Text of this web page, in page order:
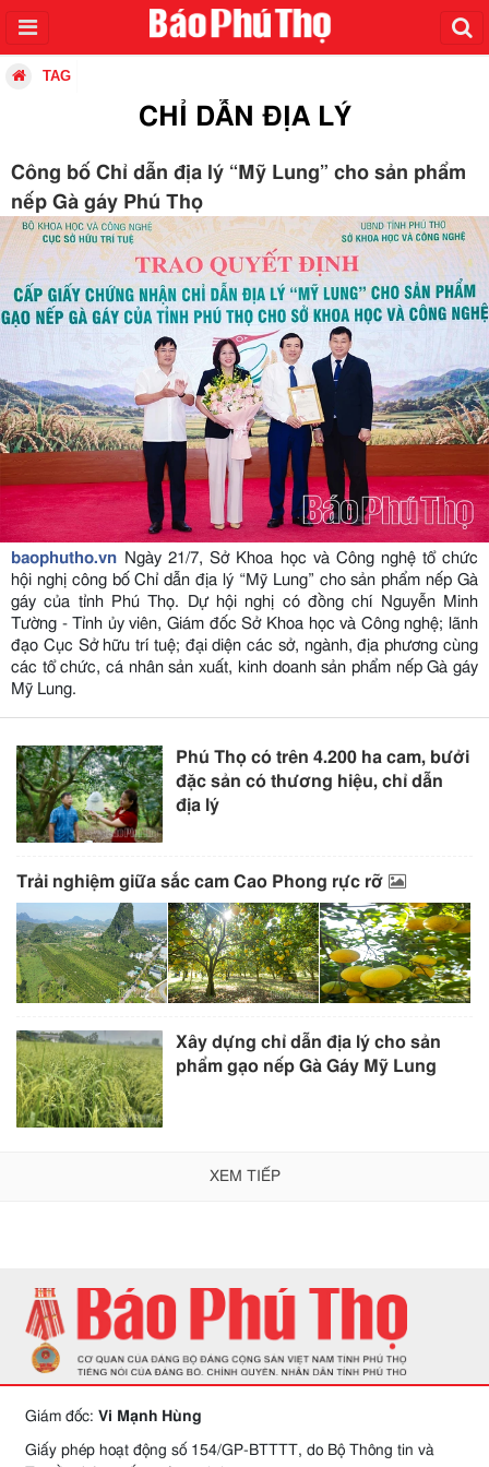
TAG
CHỈ DẪN ĐỊA LÝ
Công bố Chỉ dẫn địa lý “Mỹ Lung” cho sản phẩm
nếp Gà gáy Phú Thọ
baophutho.vn Ngày 21/7, Sở Khoa học và Công nghệ tổ chức
hội nghị công bố Chỉ dẫn địa lý “Mỹ Lung” cho sản phẩm nếp Gà
gáy của tỉnh Phú Thọ. Dự hội nghị có đồng chí Nguyễn Minh
Tường - Tỉnh ủy viên, Giám đốc Sở Khoa học và Công nghệ; lãnh
đạo Cục Sở hữu trí tuệ; đại diện các sở, ngành, địa phương cùng
các tổ chức, cá nhân sản xuất, kinh doanh sản phẩm nếp Gà gáy
Mỹ Lung.
Phú Thọ có trên 4.200 ha cam, bưởi
đặc sản có thương hiệu, chỉ dẫn
địa lý
Trải nghiệm giữa sắc cam Cao Phong rực rỡ
Xây dựng chỉ dẫn địa lý cho sản
phẩm gạo nếp Gà Gáy Mỹ Lung
XEM TIẾP
Giám đốc: Vi Mạnh Hùng
Giấy phép hoạt động số 154/GP-BTTTT, do Bộ Thông tin và